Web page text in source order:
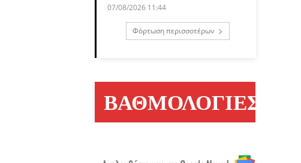
07/08/2026 11:44
Φόρτωση περισσοτέρων
ΒΑΘΜΟΛΟΓΙΕΣ